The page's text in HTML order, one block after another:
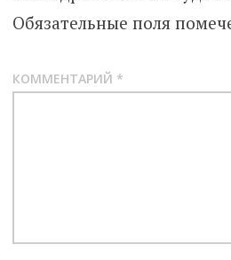
Обязательные поля
КОММЕНТАРИЙ *